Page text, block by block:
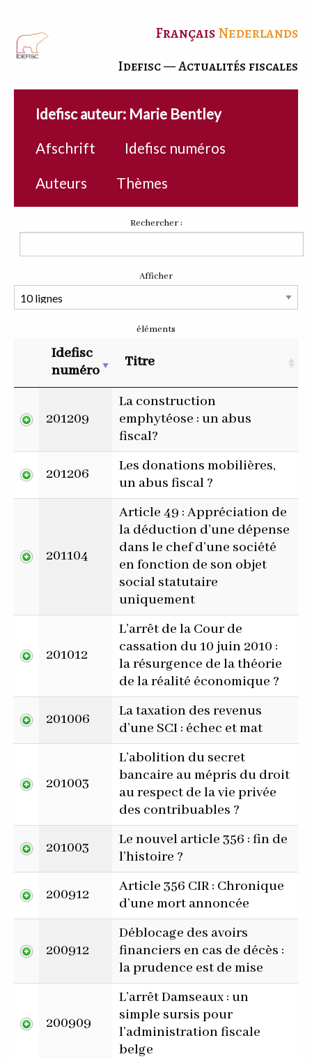
FrançaisNederlands
Idefisc — Actualités fiscales
Idefisc auteur: Marie Bentley
Afschrift
Idefisc numéros
Auteurs
Thèmes
Rechercher :
Afficher
éléments
Idefisc
numéro
Titre
201209
La construction
emphytéose : un abus
fiscal?
201206
Les donations mobilières,
un abus fiscal ?
201104
Article 49 : Appréciation de
la déduction d’une dépense
dans le chef d’une société
en fonction de son objet
social statutaire
uniquement
201012
L’arrêt de la Cour de
cassation du 10 juin 2010 :
la résurgence de la théorie
de la réalité économique ?
201006
La taxation des revenus
d’une SCI : échec et mat
201003
L’abolition du secret
bancaire au mépris du droit
au respect de la vie privée
des contribuables ?
201003
Le nouvel article 356 : fin de
l’histoire ?
200912
Article 356 CIR : Chronique
d’une mort annoncée
200912
Déblocage des avoirs
financiers en cas de décès :
la prudence est de mise
200909
L’arrêt Damseaux : un
simple sursis pour
l’administration fiscale
belge